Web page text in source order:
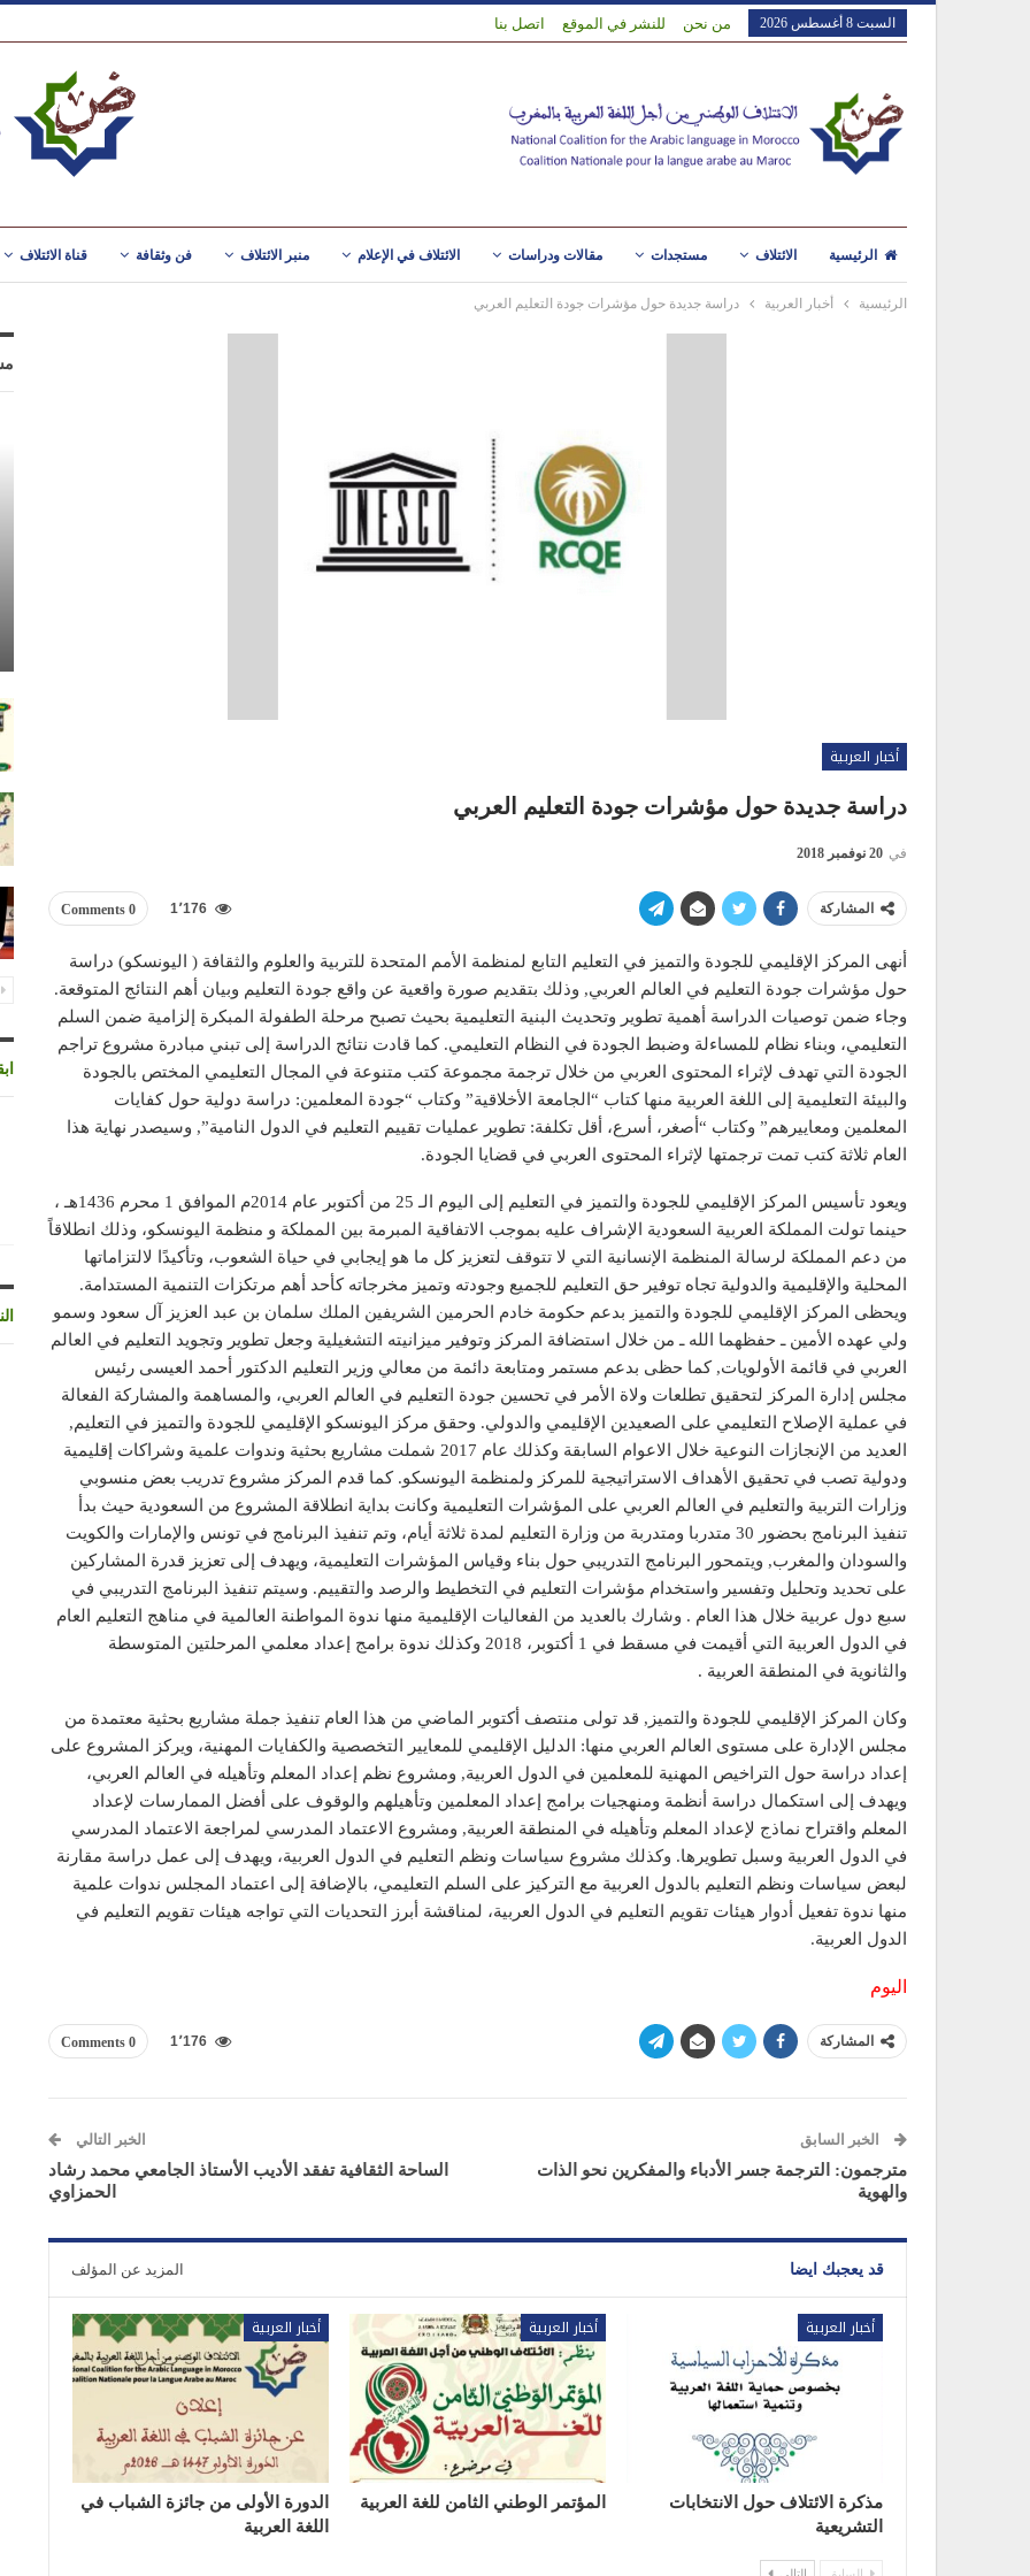
السبت 8 أغسطس 2026 من نحن للنشر في الموقع اتصل بنا
الرئيسية الائتلاف مستجدات مقالات ودراسات الائتلاف في الإعلام منبر الائتلاف فن وثقافة قناة الائتلاف
الرئيسية أخبار العربية دراسة جديدة حول مؤشرات جودة التعليم العربي
أخبار العربية
دراسة جديدة حول مؤشرات جودة التعليم العربي
في 20 نوفمبر 2018
المشاركة 0 Comments 1٬176
أنهى المركز الإقليمي للجودة والتميز في التعليم التابع لمنظمة الأمم المتحدة للتربية والعلوم والثقافة ( اليونسكو) دراسة
حول مؤشرات جودة التعليم في العالم العربي, وذلك بتقديم صورة واقعية عن واقع جودة التعليم وبيان أهم النتائج المتوقعة.
وجاء ضمن توصيات الدراسة أهمية تطوير وتحديث البنية التعليمية بحيث تصبح مرحلة الطفولة المبكرة إلزامية ضمن السلم
التعليمي، وبناء نظام للمساءلة وضبط الجودة في النظام التعليمي. كما قادت نتائج الدراسة إلى تبني مبادرة مشروع تراجم
الجودة التي تهدف لإثراء المحتوى العربي من خلال ترجمة مجموعة كتب متنوعة في المجال التعليمي المختص بالجودة
والبيئة التعليمية إلى اللغة العربية منها كتاب “الجامعة الأخلاقية” وكتاب “جودة المعلمين: دراسة دولية حول كفايات
المعلمين ومعاييرهم” وكتاب “أصغر، أسرع، أقل تكلفة: تطوير عمليات تقييم التعليم في الدول النامية”, وسيصدر نهاية هذا
العام ثلاثة كتب تمت ترجمتها لإثراء المحتوى العربي في قضايا الجودة.
ويعود تأسيس المركز الإقليمي للجودة والتميز في التعليم إلى اليوم الـ 25 من أكتوبر عام 2014م الموافق 1 محرم 1436هـ ،
حينما تولت المملكة العربية السعودية الإشراف عليه بموجب الاتفاقية المبرمة بين المملكة و منظمة اليونسكو، وذلك انطلاقاً
من دعم المملكة لرسالة المنظمة الإنسانية التي لا تتوقف لتعزيز كل ما هو إيجابي في حياة الشعوب، وتأكيدًا لالتزاماتها
المحلية والإقليمية والدولية تجاه توفير حق التعليم للجميع وجودته وتميز مخرجاته كأحد أهم مرتكزات التنمية المستدامة.
ويحظى المركز الإقليمي للجودة والتميز بدعم حكومة خادم الحرمين الشريفين الملك سلمان بن عبد العزيز آل سعود وسمو
ولي عهده الأمين ـ حفظهما الله ـ من خلال استضافة المركز وتوفير ميزانيته التشغيلية وجعل تطوير وتجويد التعليم في العالم
العربي في قائمة الأولويات, كما حظى بدعم مستمر ومتابعة دائمة من معالي وزير التعليم الدكتور أحمد العيسى رئيس
مجلس إدارة المركز لتحقيق تطلعات ولاة الأمر في تحسين جودة التعليم في العالم العربي، والمساهمة والمشاركة الفعالة
في عملية الإصلاح التعليمي على الصعيدين الإقليمي والدولي. وحقق مركز اليونسكو الإقليمي للجودة والتميز في التعليم,
العديد من الإنجازات النوعية خلال الاعوام السابقة وكذلك عام 2017 شملت مشاريع بحثية وندوات علمية وشراكات إقليمية
ودولية تصب في تحقيق الأهداف الاستراتيجية للمركز ولمنظمة اليونسكو. كما قدم المركز مشروع تدريب بعض منسوبي
وزارات التربية والتعليم في العالم العربي على المؤشرات التعليمية وكانت بداية انطلاقة المشروع من السعودية حيث بدأ
تنفيذ البرنامج بحضور 30 متدربا ومتدربة من وزارة التعليم لمدة ثلاثة أيام، وتم تنفيذ البرنامج في تونس والإمارات والكويت
والسودان والمغرب, ويتمحور البرنامج التدريبي حول بناء وقياس المؤشرات التعليمية، ويهدف إلى تعزيز قدرة المشاركين
على تحديد وتحليل وتفسير واستخدام مؤشرات التعليم في التخطيط والرصد والتقييم. وسيتم تنفيذ البرنامج التدريبي في
سبع دول عربية خلال هذا العام . وشارك بالعديد من الفعاليات الإقليمية منها ندوة المواطنة العالمية في مناهج التعليم العام
في الدول العربية التي أقيمت في مسقط في 1 أكتوبر، 2018 وكذلك ندوة برامج إعداد معلمي المرحلتين المتوسطة
والثانوية في المنطقة العربية .
وكان المركز الإقليمي للجودة والتميز, قد تولى منتصف أكتوبر الماضي من هذا العام تنفيذ جملة مشاريع بحثية معتمدة من
مجلس الإدارة على مستوى العالم العربي منها: الدليل الإقليمي للمعايير التخصصية والكفايات المهنية، ويركز المشروع على
إعداد دراسة حول التراخيص المهنية للمعلمين في الدول العربية, ومشروع نظم إعداد المعلم وتأهيله في العالم العربي،
ويهدف إلى استكمال دراسة أنظمة ومنهجيات برامج إعداد المعلمين وتأهيلهم والوقوف على أفضل الممارسات لإعداد
المعلم واقتراح نماذج لإعداد المعلم وتأهيله في المنطقة العربية, ومشروع الاعتماد المدرسي لمراجعة الاعتماد المدرسي
في الدول العربية وسبل تطويرها. وكذلك مشروع سياسات ونظم التعليم في الدول العربية، ويهدف إلى عمل دراسة مقارنة
لبعض سياسات ونظم التعليم بالدول العربية مع التركيز على السلم التعليمي، بالإضافة إلى اعتماد المجلس ندوات علمية
منها ندوة تفعيل أدوار هيئات تقويم التعليم في الدول العربية، لمناقشة أبرز التحديات التي تواجه هيئات تقويم التعليم في
الدول العربية.
اليوم
المشاركة 0 Comments 1٬176
الخبر السابق
مترجمون: الترجمة جسر الأدباء والمفكرين نحو الذات
والهوية
الخبر التالي
الساحة الثقافية تفقد الأديب الأستاذ الجامعي محمد رشاد
الحمزاوي
قد يعجبك ايضا المزيد عن المؤلف
أخبار العربية
مذكرة الائتلاف حول الانتخابات
التشريعية
أخبار العربية
المؤتمر الوطني الثامن للغة العربية
أخبار العربية
الدورة الأولى من جائزة الشباب في
اللغة العربية